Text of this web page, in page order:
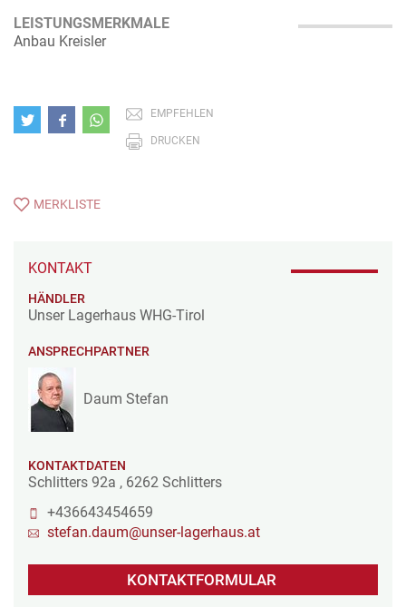
LEISTUNGSMERKMALE
Anbau Kreisler
EMPFEHLEN
DRUCKEN
MERKLISTE
KONTAKT
HÄNDLER
Unser Lagerhaus WHG-Tirol
ANSPRECHPARTNER
Daum Stefan
KONTAKTDATEN
Schlitters 92a , 6262 Schlitters
+436643454659
stefan.daum@unser-lagerhaus.at
KONTAKTFORMULAR